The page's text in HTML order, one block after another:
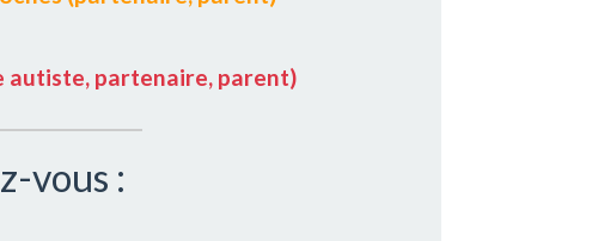
autiste, partenaire, parent)
vous :